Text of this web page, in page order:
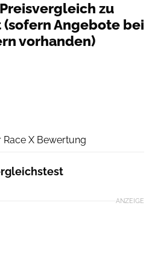
zu
Angebote bei
vorhanden)
Race X Bewertung
ANZEIGE